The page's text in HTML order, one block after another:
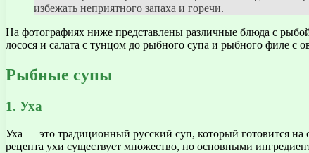
избежать неприятного запаха и горечи.
На фотографиях ниже представлены различные блюда с
лосося и салата с тунцом до рыбного супа и рыбного филе
Рыбные супы
1. Уха
Уха — это традиционный русский суп, который готовится
рецепта ухи существует множество, но основными